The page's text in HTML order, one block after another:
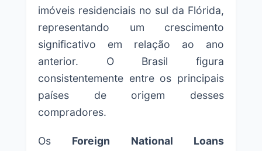
imóveis residenciais no sul da Flórida,
representando um crescimento
significativo em relação ao ano
anterior. O Brasil figura
consistentemente entre os principais
países de origem desses
compradores.
Os Foreign National Loans